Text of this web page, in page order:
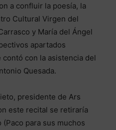
a confluir la poesía, la
Cultural Virgen del
y María del Ángel
apartados
con la asistencia del
Quesada.
presidente de Ars
este recital se retiraría
para sus muchos